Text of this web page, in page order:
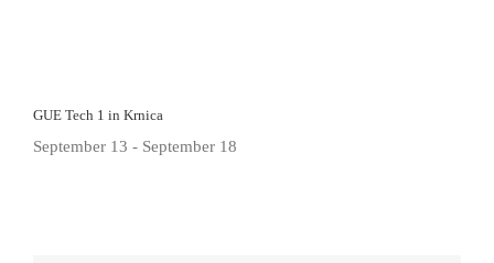
GUE Tech 1 in Krnica
September 13 - September 18